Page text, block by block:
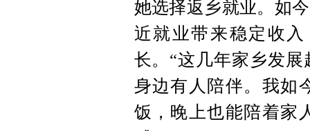
她选择返乡就业。如
近就业带来稳定收
长。“这几年家乡发
身边有人陪伴。我如
饭，晚上也能陪着家